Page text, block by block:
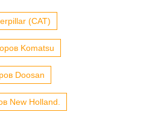
(CAT)
Komatsu
Doosan
New Holland.